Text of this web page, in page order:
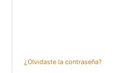
¿Olvidaste la contraseña?